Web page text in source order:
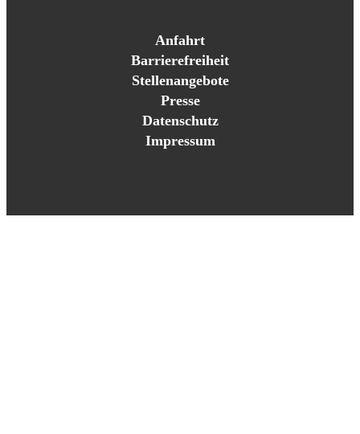
Anfahrt
Barrierefreiheit
Stellenangebote
Presse
Datenschutz
Impressum